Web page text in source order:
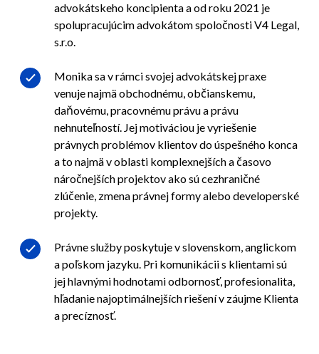
advokátskeho koncipienta a od roku 2021 je
spolupracujúcim advokátom spoločnosti V4 Legal,
s.r.o.
Monika sa v rámci svojej advokátskej praxe
venuje najmä obchodnému, občianskemu,
daňovému, pracovnému právu a právu
nehnuteľností. Jej motiváciou je vyriešenie
právnych problémov klientov do úspešného konca
a to najmä v oblasti komplexnejších a časovo
náročnejších projektov ako sú cezhraničné
zlúčenie, zmena právnej formy alebo developerské
projekty.
Právne služby poskytuje v slovenskom, anglickom
a poľskom jazyku. Pri komunikácii s klientami sú
jej hlavnými hodnotami odbornosť, profesionalita,
hľadanie najoptimálnejších riešení v záujme Klienta
a precíznosť.